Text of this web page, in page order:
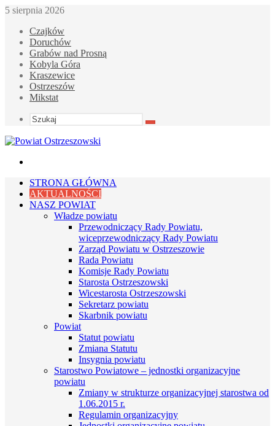
5 sierpnia 2026
Czajków
Doruchów
Grabów nad Prosną
Kobyla Góra
Kraszewice
Ostrzeszów
Mikstat
Szukaj
STRONA GŁÓWNA
AKTUALNOŚCI
NASZ POWIAT
Władze powiatu
Przewodniczący Rady Powiatu,
wiceprzewodniczący Rady Powiatu
Zarząd Powiatu w Ostrzeszowie
Rada Powiatu
Komisje Rady Powiatu
Starosta Ostrzeszowski
Wicestarosta Ostrzeszowski
Sekretarz powiatu
Skarbnik powiatu
Powiat
Statut powiatu
Zmiana Statutu
Insygnia powiatu
Starostwo Powiatowe – jednostki organizacyjne
powiatu
Zmiany w strukturze organizacyjnej starostwa od
1.06.2015 r.
Regulamin organizacyjny